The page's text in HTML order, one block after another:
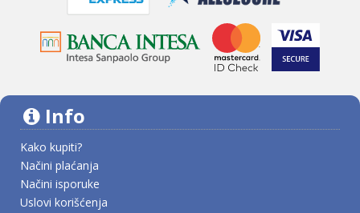
Info
Kako kupiti?
Načini plaćanja
Načini isporuke
Uslovi korišćenja